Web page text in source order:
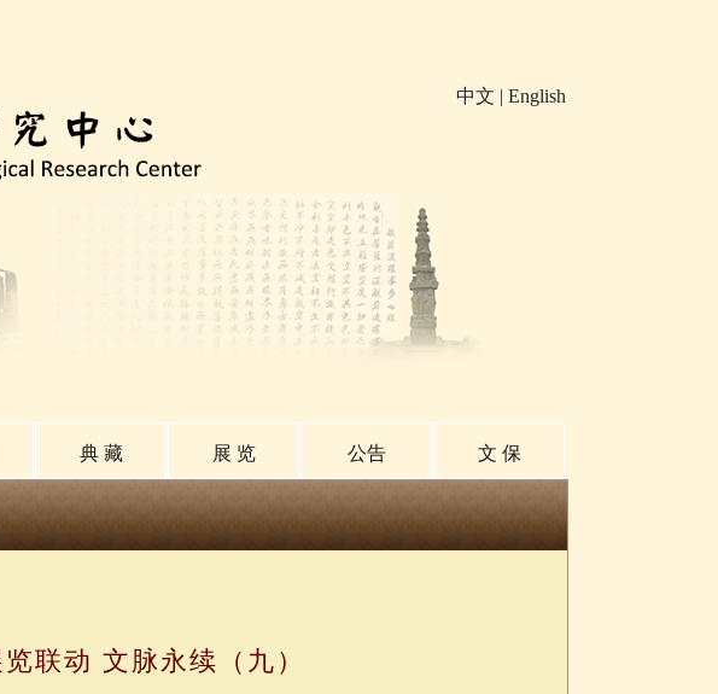
中文 | English
典 藏 展 览 公告 文 保
联动 文脉永续（九）